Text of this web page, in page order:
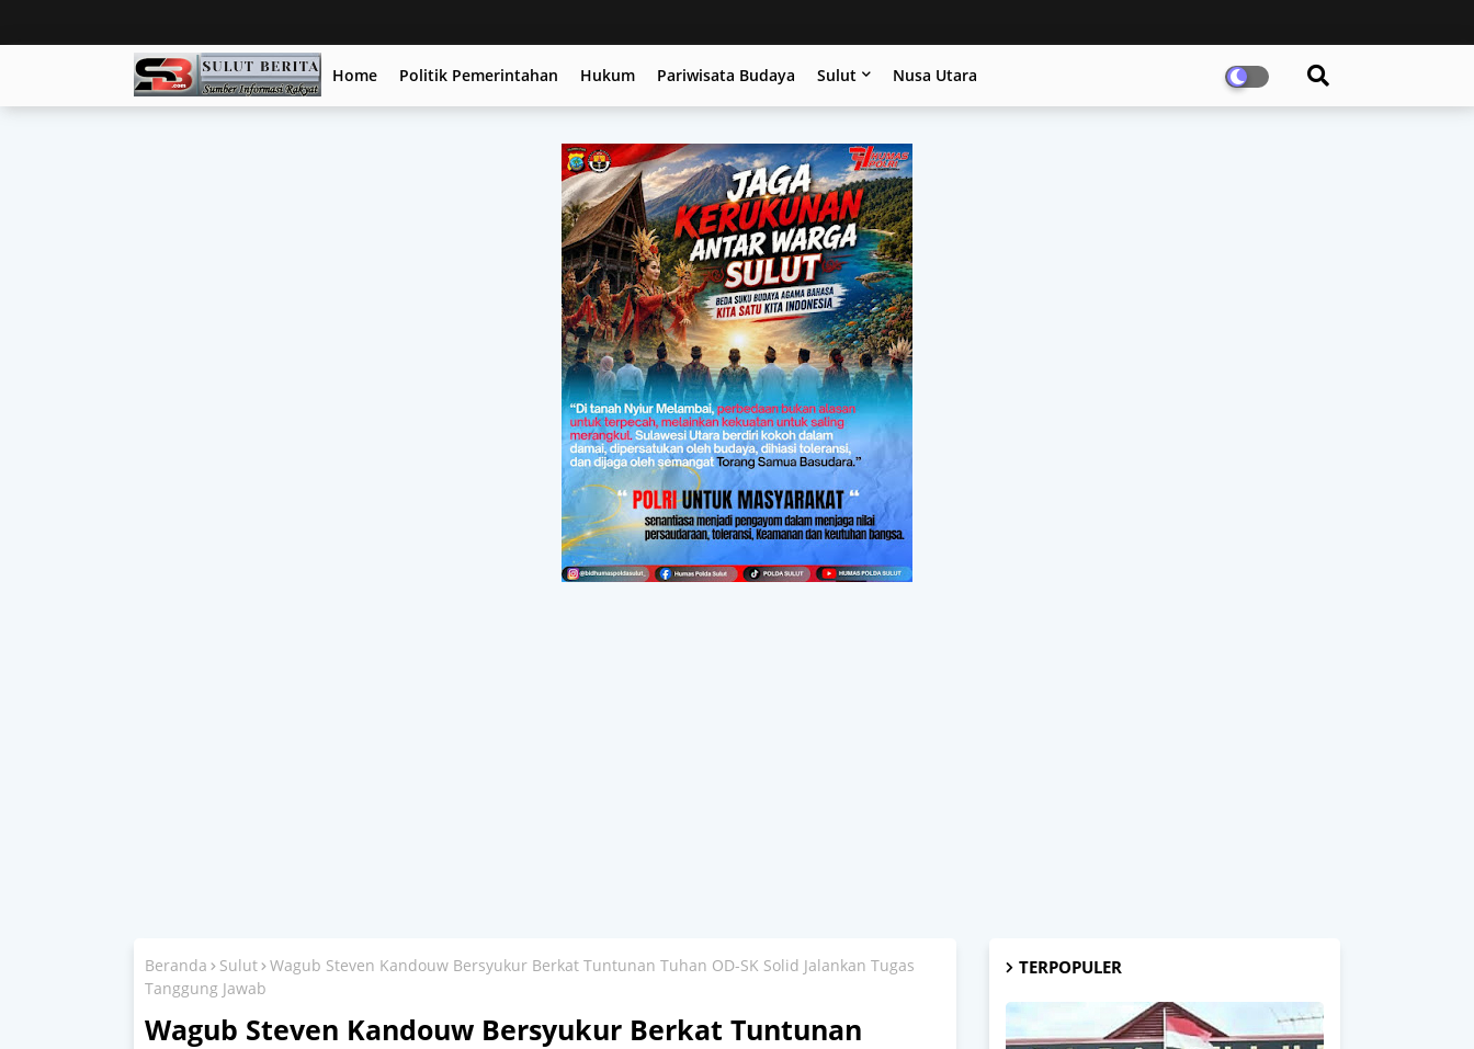
Home Politik Pemerintahan Hukum Pariwisata Budaya Sulut Nusa Utara
Beranda Sulut Wagub Steven Kandouw Bersyukur Berkat Tuntunan Tuhan OD-SK Solid Jalankan Tugas
Tanggung Jawab
Wagub Steven Kandouw Bersyukur Berkat Tuntunan
TERPOPULER